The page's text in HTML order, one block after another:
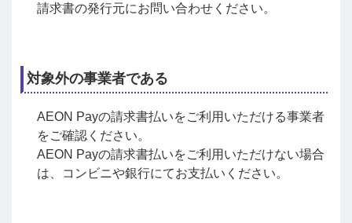
請求書の発行元にお問い合わせください。
対象外の事業者である
AEON Payの請求書払いをご利用いただける事業者
をご確認ください。
AEON Payの請求書払いをご利用いただけない場合
は、コンビニや銀行にてお支払いください。